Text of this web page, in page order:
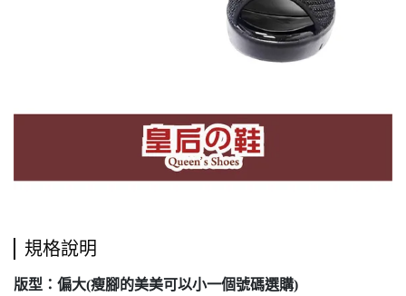
規格說明
版型：偏大(瘦腳的美美可以小一個號碼選購)